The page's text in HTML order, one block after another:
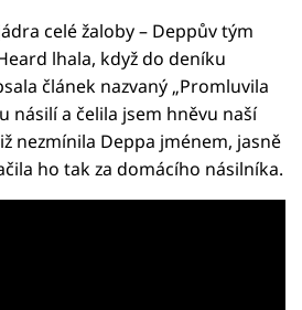
celé žaloby – Deppův tým
lhala, když do deníku
článek nazvaný „Promluvila
násilí a čelila jsem hněvu naší
nezmínila Deppa jménem, jasně
ho tak za domácího násilníka.